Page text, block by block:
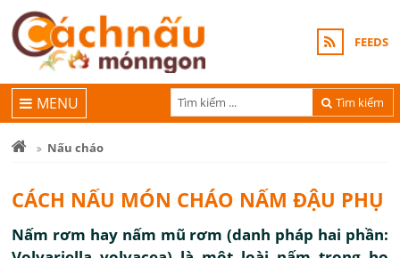
FEEDS
Tìm kiếm
MENU
Nấu cháo
CÁCH NẤU MÓN CHÁO NẤM ĐẬU PHỤ
Nấm rơm hay nấm mũ rơm (danh pháp hai phần: